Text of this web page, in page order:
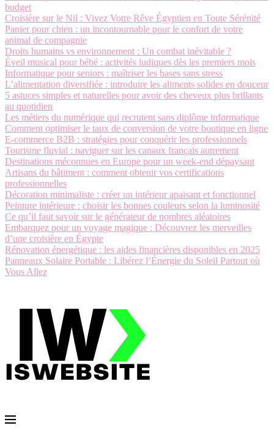
budget
Croisière sur le Nil : Vivez Votre Rêve Égyptien en Toute Sérénité
Panier pour chien : un incontournable pour le confort de votre
animal de compagnie
Droits humains vs environnement : Un combat inévitable ?
Éveil musical pour bébé : activités ludiques dès les premiers mois
Informatique pour seniors : maîtriser les bases sans stress
L’alimentation diversifiée : introduire les aliments solides en douceur
5 astuces simples et naturelles pour avoir des cheveux plus brillants
au quotidien
Les métiers du numérique qui recrutent sans diplôme informatique
Comment optimiser le taux de conversion de votre boutique en ligne
E-commerce B2B : stratégies pour conquérir les professionnels
Tourisme fluvial : naviguer sur les canaux français autrement
Destinations méconnues en Europe pour un week-end dépaysant
Artisans du bâtiment : comment obtenir vos certifications
professionnelles
Décoration minimaliste : créer un intérieur apaisant et fonctionnel
Peinture intérieure : choisir les bonnes couleurs selon la luminosité
Ce qu’il faut savoir sur le générateur de nombres aléatoires
Embarquez pour un voyage magique : Découvrez les merveilles
d’une croisière en Égypte
Rénovation énergétique : les aides financières disponibles en 2025
Panneaux Solaire Portable : Libérez l’Énergie du Soleil Partout où
Vous Allez